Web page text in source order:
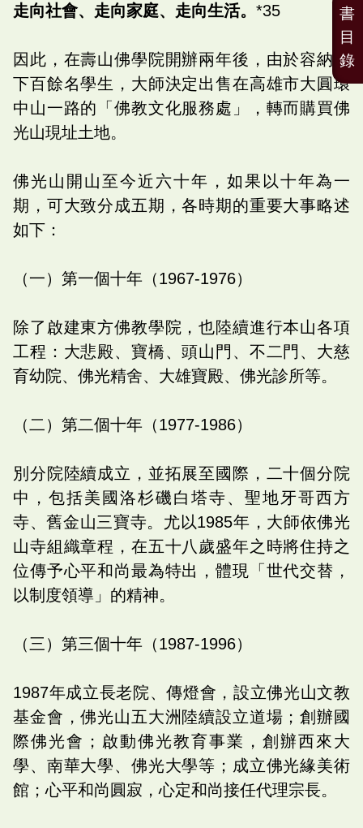
走向社會、走向家庭、走向生活。 *35
因此，在壽山佛學院開辦兩年後，由於容納不
下百餘名學生，大師決定出售在高雄市大圓環
中山一路的「佛教文化服務處」，轉而購買佛
光山現址土地。
佛光山開山至今近六十年，如果以十年為一
期，可大致分成五期，各時期的重要大事略述
如下：
（一）第一個十年（1967-1976）
除了啟建東方佛教學院，也陸續進行本山各項
工程：大悲殿、寶橋、頭山門、不二門、大慈
育幼院、佛光精舍、大雄寶殿、佛光診所等。
（二）第二個十年（1977-1986）
別分院陸續成立，並拓展至國際，二十個分院
中，包括美國洛杉磯白塔寺、聖地牙哥西方
寺、舊金山三寶寺。尤以1985年，大師依佛光
山寺組織章程，在五十八歲盛年之時將住持之
位傳予心平和尚最為特出，體現「世代交替，
以制度領導」的精神。
（三）第三個十年（1987-1996）
1987年成立長老院、傳燈會，設立佛光山文教
基金會，佛光山五大洲陸續設立道場；創辦國
際佛光會；啟動佛光教育事業，創辦西來大
學、南華大學、佛光大學等；成立佛光緣美術
館；心平和尚圓寂，心定和尚接任代理宗長。
書
目
錄